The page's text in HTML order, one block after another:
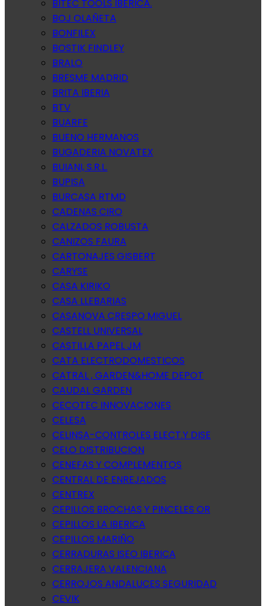
BITEC TOOLS IBERICA.
BOJ OLAÑETA
BONFILEX
BOSTIK FINDLEY
BRALO
BRESME MADRID
BRITA IBERIA
BTV
BUARFE
BUENO HERMANOS
BUGADERIA NOVATEX
BUIANI, S.R.L.
BUPISA
BURCASA RTMD
CADENAS CIRO
CALZADOS ROBUSTA
CANIZOS FAURA
CARTONAJES GISBERT
CARYSE
CASA KIRIKO
CASA LLEBARIAS
CASANOVA CRESPO MIGUEL
CASTELL UNIVERSAL
CASTILLA PAPEL JM
CATA ELECTRODOMESTICOS
CATRAL , GARDEN&HOME DEPOT
CAUDAL GARDEN
CECOTEC INNOVACIONES
CELESA
CELINSA-CONTROLES ELECT.Y DISE
CELO DISTRIBUCION
CENEFAS Y COMPLEMENTOS
CENTRAL DE ENREJADOS
CENTREX
CEPILLOS BROCHAS Y PINCELES OR
CEPILLOS LA IBERICA
CEPILLOS MARIÑO
CERRADURAS ISEO IBERICA
CERRAJERA VALENCIANA
CERROJOS ANDALUCES SEGURIDAD
CEVIK